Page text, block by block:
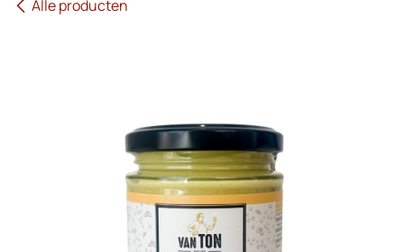
Alle producten